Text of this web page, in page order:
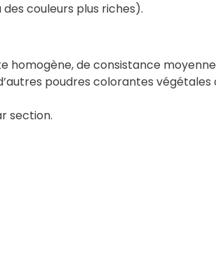
couleurs plus riches).
homogène, de consistance
poudres colorantes
section.